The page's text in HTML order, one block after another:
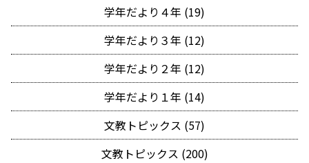
学年だより４年 (19)
学年だより３年 (12)
学年だより２年 (12)
学年だより１年 (14)
文教トピックス (57)
文教トピックス (200)